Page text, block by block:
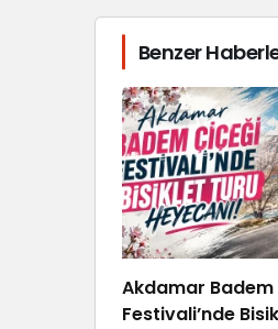
Benzer
Akdamar
Festivali’nde